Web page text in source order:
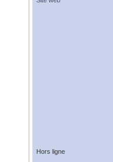
Hors ligne